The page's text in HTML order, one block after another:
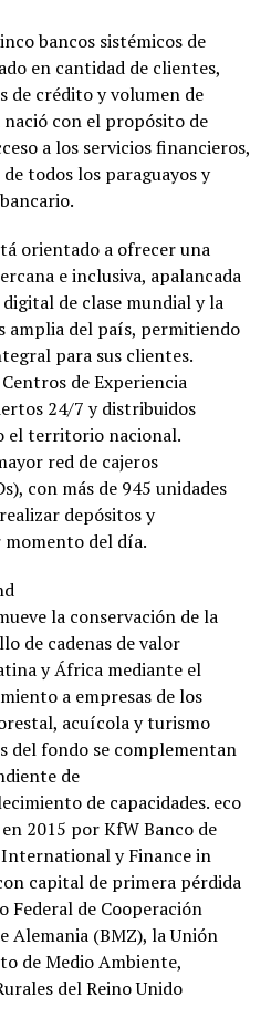
bancos sistémicos de
en cantidad de clientes,
de crédito y volumen de
con el propósito de
a los servicios financieros,
todos los paraguayos y
orientado a ofrecer una
e inclusiva, apalancada
de clase mundial y la
amplia del país, permitiendo
para sus clientes.
de Experiencia
24/7 y distribuidos
el territorio nacional.
red de cajeros
con más de 945 unidades
depósitos y
momento del día.
la conservación de la
de cadenas de valor
y África mediante el
a empresas de los
acuícola y turismo
del fondo se complementan
de
de capacidades. eco
2015 por KfW Banco de
y Finance in
capital de primera pérdida
de Cooperación
Alemania (BMZ), la Unión
de Medio Ambiente,
del Reino Unido